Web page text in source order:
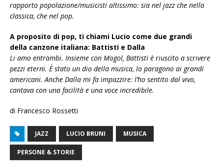
rapporto popolazione/musicisti altissimo: sia nel jazz che nella
classica, che nel pop.
A proposito di pop, ti chiami Lucio come due grandi
della canzone italiana: Battisti e Dalla
Li amo entrambi. Insieme con Mogol, Battisti è riuscito a scrivere
pezzi eterni. È stato un dio della musica, lo paragono ai grandi
americani. Anche Dalla mi fa impazzire: l’ho sentito dal vivo,
cantava con una facilità e una voce incredibile.
di Francesco Rossetti
JAZZ LUCIO BRUNI MUSICA
PERSONE & STORIE